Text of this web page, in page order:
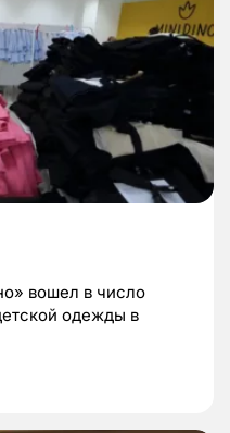
вошел в число
одежды в